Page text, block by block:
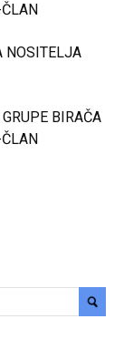
NOSITELJA
BIRAČA